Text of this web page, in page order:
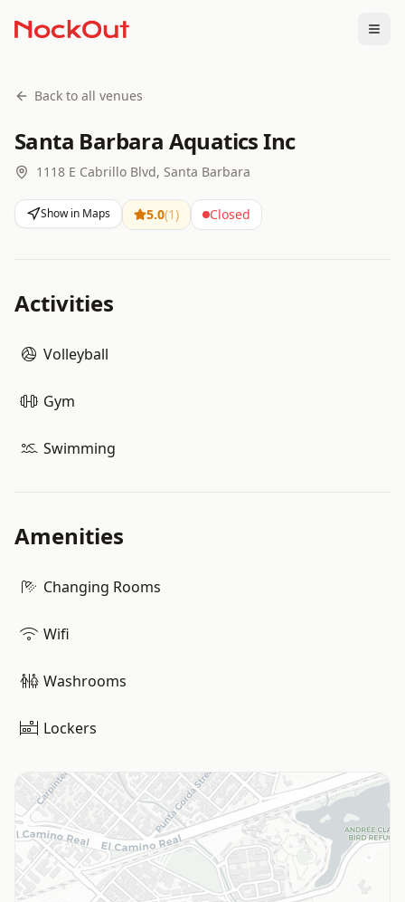
Back to all venues
Santa Barbara Aquatics Inc
1118 E Cabrillo Blvd, Santa Barbara
Show in Maps 5.0(1) Closed
Activities
Volleyball
Gym
Swimming
Amenities
Changing Rooms
Wifi
Washrooms
Lockers